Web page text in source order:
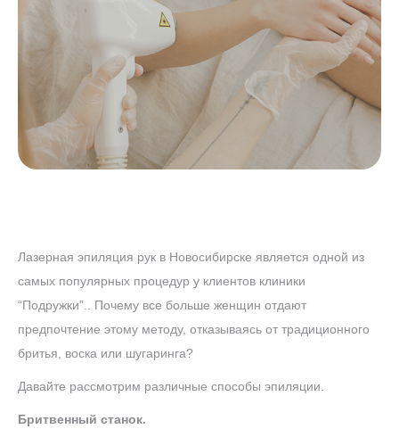
Лазерная эпиляция рук в Новосибирске является одной из
самых популярных процедур у клиентов клиники
“Подружки”.. Почему все больше женщин отдают
предпочтение этому методу, отказываясь от традиционного
бритья, воска или шугаринга?
Давайте рассмотрим различные способы эпиляции.
Бритвенный станок.